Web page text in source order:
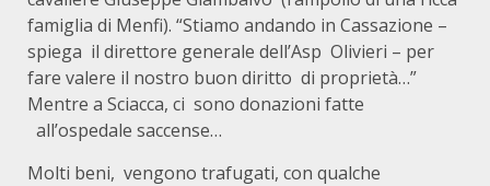
famiglia di Menfi). “Stiamo andando in Cassazione –
spiega il direttore generale dell’Asp Olivieri – per
fare valere il nostro buon diritto di proprietà…”
Mentre a Sciacca, ci sono donazioni fatte
all’ospedale saccense…
Molti beni, vengono trafugati, con qualche